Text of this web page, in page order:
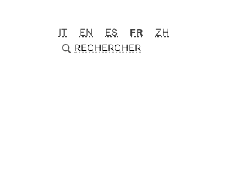
IT EN ES FR
ZH
RECHERCHER